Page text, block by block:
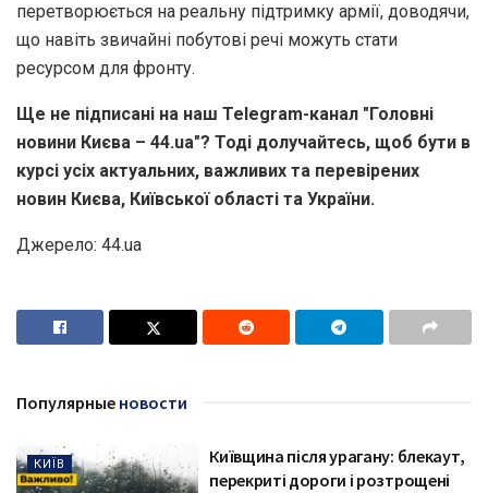
перетворюється на реальну підтримку армії, доводячи,
що навіть звичайні побутові речі можуть стати
ресурсом для фронту.
Ще не підписані на наш Telegram-канал "Головні
новини Києва – 44.ua"? Тоді долучайтесь, щоб бути в
курсі усіх актуальних, важливих та перевірених
новин Києва, Київської області та України.
Джерело: 44.ua
Популярные новости
КИЇВ
Київщина після урагану: блекаут,
перекриті дороги і розтрощені